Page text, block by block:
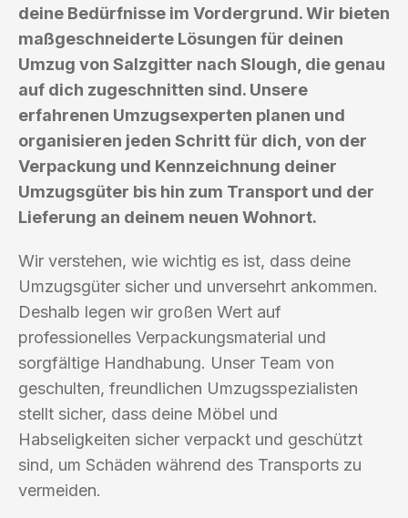
deine Bedürfnisse im Vordergrund. Wir bieten
maßgeschneiderte Lösungen für deinen
Umzug von Salzgitter nach Slough, die genau
auf dich zugeschnitten sind. Unsere
erfahrenen Umzugsexperten planen und
organisieren jeden Schritt für dich, von der
Verpackung und Kennzeichnung deiner
Umzugsgüter bis hin zum Transport und der
Lieferung an deinem neuen Wohnort.
Wir verstehen, wie wichtig es ist, dass deine
Umzugsgüter sicher und unversehrt ankommen.
Deshalb legen wir großen Wert auf
professionelles Verpackungsmaterial und
sorgfältige Handhabung. Unser Team von
geschulten, freundlichen Umzugsspezialisten
stellt sicher, dass deine Möbel und
Habseligkeiten sicher verpackt und geschützt
sind, um Schäden während des Transports zu
vermeiden.